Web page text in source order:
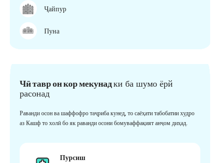
Ҷайпур
Пуна
Чӣ тавр он кор мекунадки ба шумо ёрй
расонад
Раванди осон ва шаффофро таҷриба кунед, то саёҳати табобатии худро
аз Кашф то холӣ бо як раванди осони бомуваффақият анҷом диҳад.
Пурсиш